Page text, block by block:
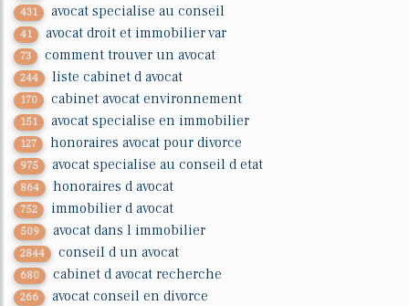
431 avocat specialise au conseil
41 avocat droit et immobilier var
73 comment trouver un avocat
244 liste cabinet d avocat
170 cabinet avocat environnement
151 avocat specialise en immobilier
127 honoraires avocat pour divorce
975 avocat specialise au conseil d etat
864 honoraires d avocat
752 immobilier d avocat
509 avocat dans l immobilier
2844 conseil d un avocat
680 cabinet d avocat recherche
266 avocat conseil en divorce